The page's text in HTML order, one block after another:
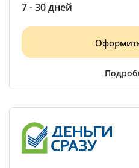
7 - 30 дней